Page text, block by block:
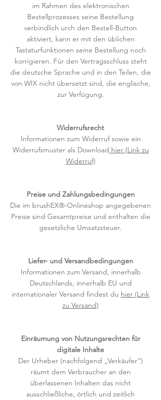
im Rahmen des elektronischen
Bestellprozesses seine Bestellung
verbindlich urch den Bestell-Button
aktiviert, kann er mit den üblichen
Tastaturfunktionen seine Bestellung noch
korrigieren. Für den Vertragsschluss steht
die deutsche Sprache und in den Teilen, die
von WIX nicht übersetzt sind, die englische,
zur Verfügung.
Widerrufsrecht
Informationen zum Widerruf sowie ein
Widerrufsmuster als Download hier (Link zu
Widerruf)
Preise und Zahlungsbedingungen
Die im brushEX®-Onlineshop angegebenen
Preise sind Gesamtpreise und enthalten die
gesetzliche Umsatzsteuer.
Liefer- und Versandbedingungen
Informationen zum Versand, innerhalb
Deutschlands, innerhalb EU und
internationaler Versand findest du hier (Link
zu Versand)
Einräumung von Nutzungsrechten für
digitale Inhalte
Der Urheber (nachfolgend „Verkäufer“)
räumt dem Verbraucher an den
überlassenen Inhalten das nicht
ausschließliche, örtlich und zeitlich